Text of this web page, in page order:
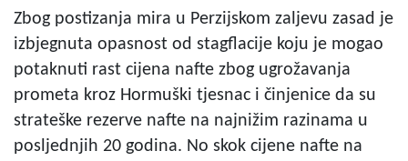
Zbog postizanja mira u Perzijskom zaljevu zasad je
izbjegnuta opasnost od stagflacije koju je mogao
potaknuti rast cijena nafte zbog ugrožavanja
prometa kroz Hormuški tjesnac i činjenice da su
strateške rezerve nafte na najnižim razinama u
posljednjih 20 godina. No skok cijene nafte na